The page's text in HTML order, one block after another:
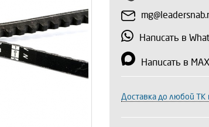
Написать в
Написать в MAX
Доставка до любой ТК